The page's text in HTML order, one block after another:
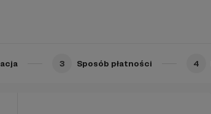
3 Sposób płatności 4